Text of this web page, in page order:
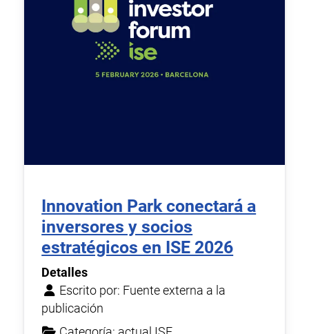
Innovation Park conectará a
inversores y socios
estratégicos en ISE 2026
Detalles
Escrito por: Fuente externa a la
publicación